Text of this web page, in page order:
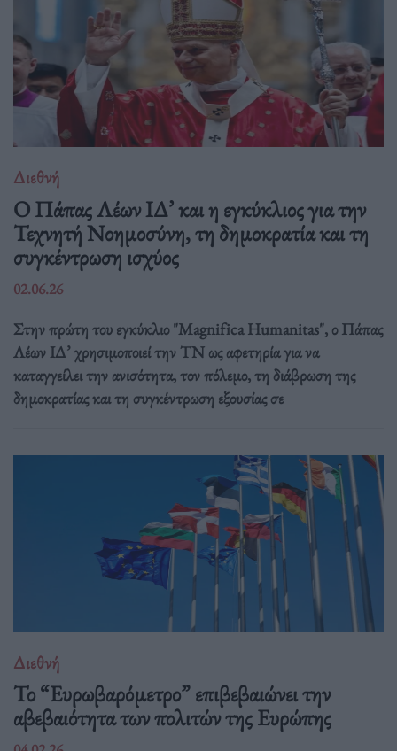
Διεθνή
Ο Πάπας Λέων ΙΔ’ και η εγκύκλιος για την
Τεχνητή Νοημοσύνη, τη δημοκρατία και τη
συγκέντρωση ισχύος
02.06.26
Στην πρώτη του εγκύκλιο "Magnifica Humanitas", ο Πάπας
Λέων ΙΔ’ χρησιμοποιεί την ΤΝ ως αφετηρία για να
καταγγείλει την ανισότητα, τον πόλεμο, τη διάβρωση της
δημοκρατίας και τη συγκέντρωση εξουσίας σε
Διεθνή
Το “Ευρωβαρόμετρο” επιβεβαιώνει την
αβεβαιότητα των πολιτών της Ευρώπης